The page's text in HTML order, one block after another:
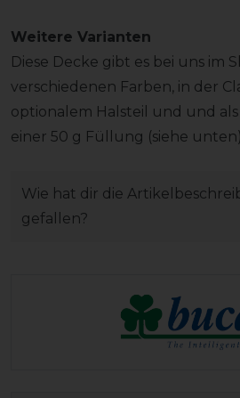
Weitere Varianten
Diese Decke gibt es bei uns im
verschiedenen Farben, in der
optionalem Halsteil und und
einer 50 g Füllung (siehe
Wie hat dir die
gefallen?